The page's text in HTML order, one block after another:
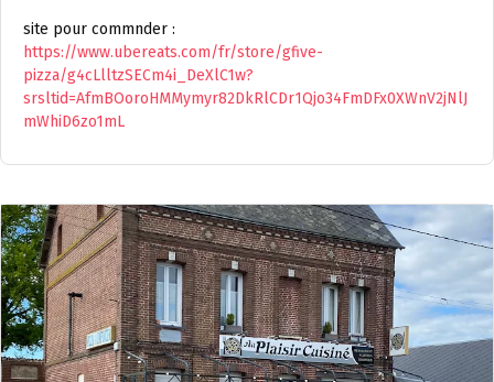
site pour commnder :
https://www.ubereats.com/fr/store/gfive-
pizza/g4cLlltzSECm4i_DeXlC1w?
srsltid=AfmBOoroHMMymyr82DkRlCDr1Qjo34FmDFx0XWnV2jNlJ
mWhiD6zo1mL